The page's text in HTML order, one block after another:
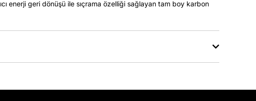
enerji geri dönüşü ile sıçrama özelliği sağlayan tam boy karbon